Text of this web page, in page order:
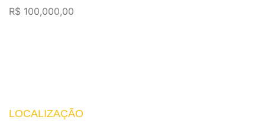
R$ 100,000,00
LOCALIZAÇÃO